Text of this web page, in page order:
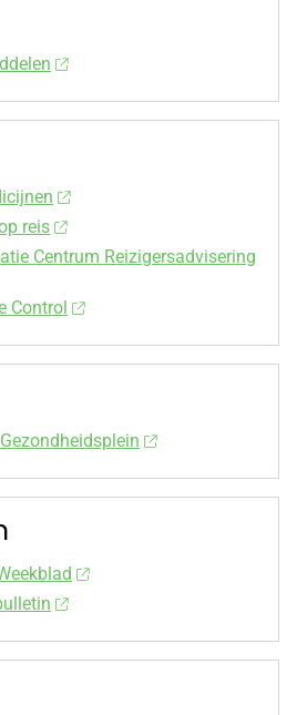
reis
Centrum Reizigersadvisering
Control